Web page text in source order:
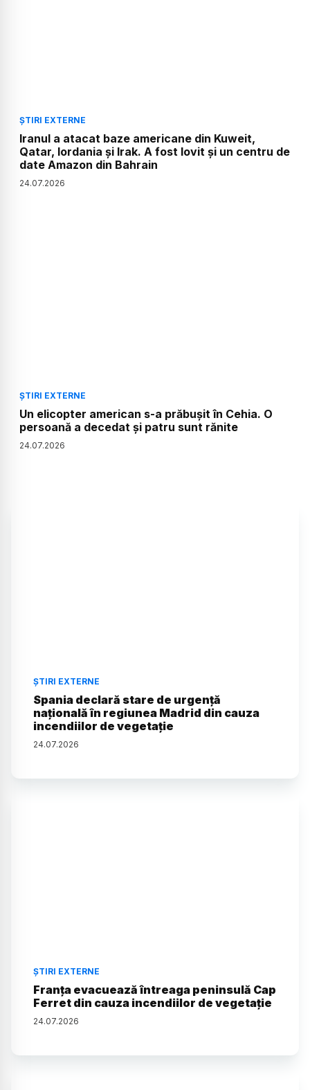
ȘTIRI EXTERNE
Iranul a atacat baze americane din Kuweit,
Qatar, Iordania și Irak. A fost lovit și un centru de
date Amazon din Bahrain
24.07.2026
ȘTIRI EXTERNE
Un elicopter american s-a prăbușit în Cehia. O
persoană a decedat și patru sunt rănite
24.07.2026
ȘTIRI EXTERNE
Spania declară stare de urgență
națională în regiunea Madrid din cauza
incendiilor de vegetație
24.07.2026
ȘTIRI EXTERNE
Franța evacuează întreaga peninsulă Cap
Ferret din cauza incendiilor de vegetație
24.07.2026